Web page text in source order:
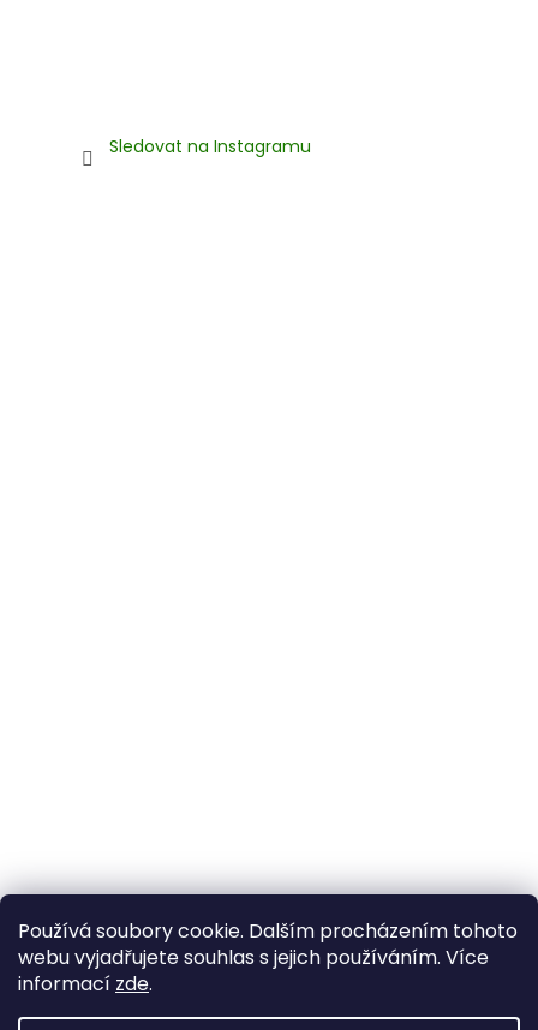
Používá soubory cookie. Dalším procházením tohoto
webu vyjadřujete souhlas s jejich používáním. Více
informací zde.
Sledovat na Instagramu